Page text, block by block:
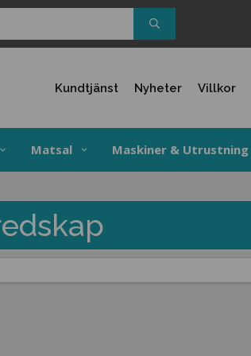
Kundtjänst Nyheter Villkor
Matsal Maskiner & Utrustning